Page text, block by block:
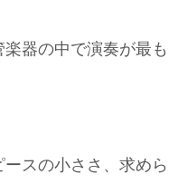
器の中で演奏が最も
スの小ささ、求めら